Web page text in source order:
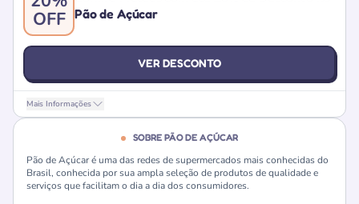
OFF Pão de Açúcar
VER DESCONTO
Mais Informações
SOBRE PÃO DE AÇÚCAR
Pão de Açúcar é uma das redes de supermercados mais conhecidas do
Brasil, conhecida por sua ampla seleção de produtos de qualidade e
serviços que facilitam o dia a dia dos consumidores.